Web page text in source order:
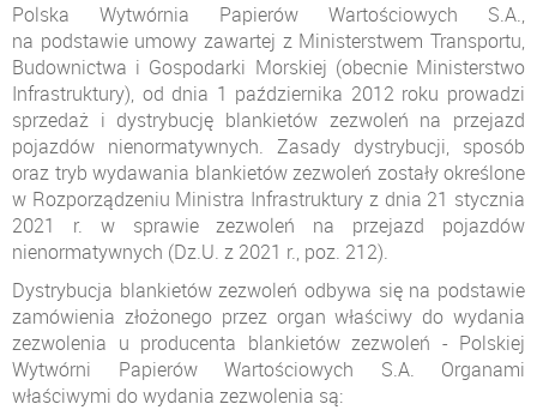
Polska Wytwórnia Papierów Wartościowych S.A.,
na podstawie umowy zawartej z Ministerstwem Transportu,
Budownictwa i Gospodarki Morskiej (obecnie Ministerstwo
Infrastruktury), od dnia 1 października 2012 roku prowadzi
sprzedaż i dystrybucję blankietów zezwoleń na przejazd
pojazdów nienormatywnych. Zasady dystrybucji, sposób
oraz tryb wydawania blankietów zezwoleń zostały określone
w Rozporządzeniu Ministra Infrastruktury z dnia 21 stycznia
2021 r. w sprawie zezwoleń na przejazd pojazdów
nienormatywnych (Dz.U. z 2021 r., poz. 212).
Dystrybucja blankietów zezwoleń odbywa się na podstawie
zamówienia złożonego przez organ właściwy do wydania
zezwolenia u producenta blankietów zezwoleń - Polskiej
Wytwórni Papierów Wartościowych S.A. Organami
właściwymi do wydania zezwolenia są: